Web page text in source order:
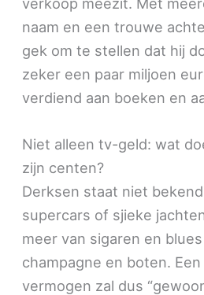
naam en een trouwe
gek om te stellen dat hij
zeker een paar miljoen
verdiend aan boeken en
Niet alleen tv-geld: wat
zijn centen?
Derksen staat niet
supercars of sjieke
meer van sigaren en
champagne en boten.
vermogen zal dus